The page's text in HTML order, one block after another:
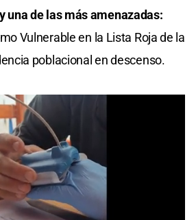
una de las más amenazadas:
Vulnerable en la Lista Roja de la
poblacional en descenso.